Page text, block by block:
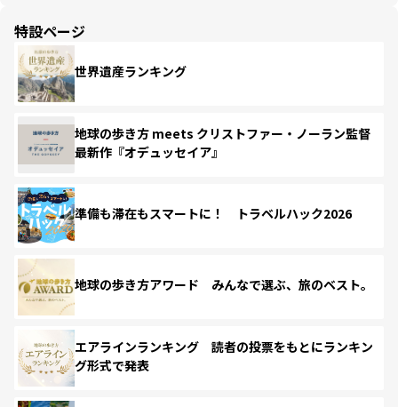
特設ページ
世界遺産ランキング
地球の歩き方 meets クリストファー・ノーラン監督
最新作『オデュッセイア』
準備も滞在もスマートに！ トラベルハック2026
地球の歩き方アワード みんなで選ぶ、旅のベスト。
エアラインランキング 読者の投票をもとにランキン
グ形式で発表